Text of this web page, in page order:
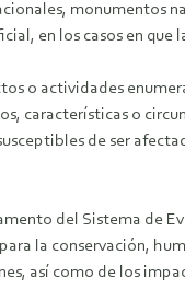
monumentos
en los casos en
o actividades
características o
de ser
del Sistema de
la conservación,
así como de los